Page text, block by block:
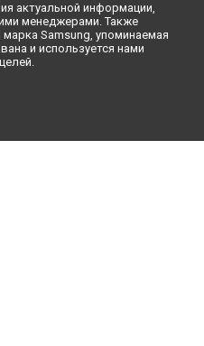
актуальной информации,
менеджерами. Также
Samsung, упоминаемая
и используется нами